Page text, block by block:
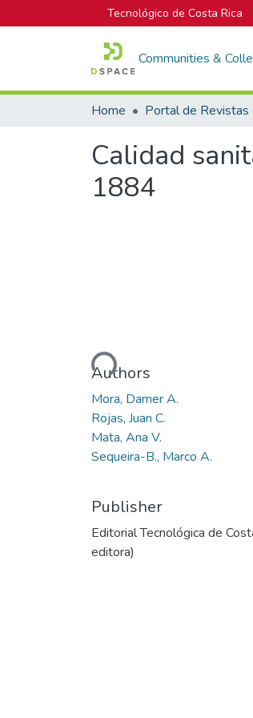
Tecnológico de Costa Rica
Communities &
Home
Calidad
1884
Loading...
Authors
Mora, Darner A.
Rojas, Juan C.
Mata, Ana V.
Sequeira-B., Marco A.
Publisher
Editorial Tecnológica de
editora)